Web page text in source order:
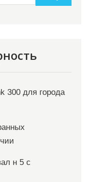
300 для города
н 5 с